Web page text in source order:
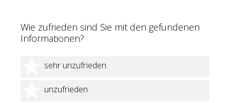
Wie zufrieden sind Sie mit den gefundenen
Informationen?
sehr unzufrieden
1 Stern
unzufrieden
2 Sterne